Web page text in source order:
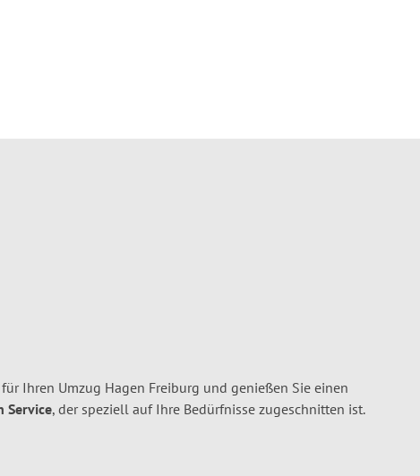
Ihren Umzug Hagen Freiburg und genießen Sie einen
Service, der speziell auf Ihre Bedürfnisse zugeschnitten ist.